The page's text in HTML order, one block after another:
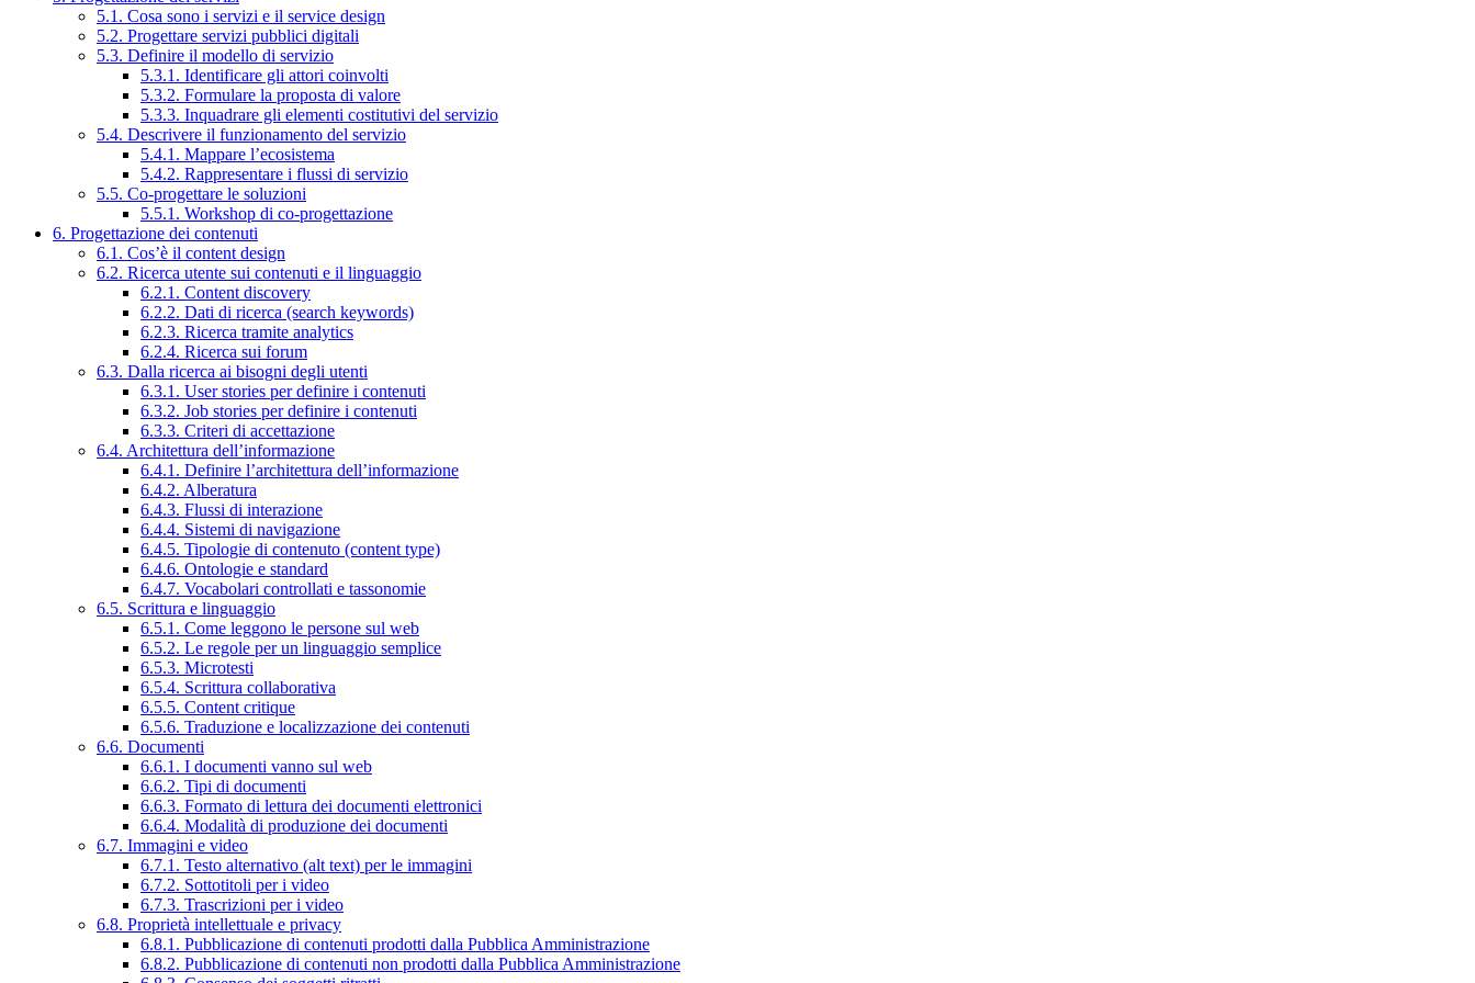
5.1. Cosa sono i servizi e il service design
5.2. Progettare servizi pubblici digitali
5.3. Definire il modello di servizio
5.3.1. Identificare gli attori coinvolti
5.3.2. Formulare la proposta di valore
5.3.3. Inquadrare gli elementi costitutivi del servizio
5.4. Descrivere il funzionamento del servizio
5.4.1. Mappare l’ecosistema
5.4.2. Rappresentare i flussi di servizio
5.5. Co-progettare le soluzioni
5.5.1. Workshop di co-progettazione
6. Progettazione dei contenuti
6.1. Cos’è il content design
6.2. Ricerca utente sui contenuti e il linguaggio
6.2.1. Content discovery
6.2.2. Dati di ricerca (search keywords)
6.2.3. Ricerca tramite analytics
6.2.4. Ricerca sui forum
6.3. Dalla ricerca ai bisogni degli utenti
6.3.1. User stories per definire i contenuti
6.3.2. Job stories per definire i contenuti
6.3.3. Criteri di accettazione
6.4. Architettura dell’informazione
6.4.1. Definire l’architettura dell’informazione
6.4.2. Alberatura
6.4.3. Flussi di interazione
6.4.4. Sistemi di navigazione
6.4.5. Tipologie di contenuto (content type)
6.4.6. Ontologie e standard
6.4.7. Vocabolari controllati e tassonomie
6.5. Scrittura e linguaggio
6.5.1. Come leggono le persone sul web
6.5.2. Le regole per un linguaggio semplice
6.5.3. Microtesti
6.5.4. Scrittura collaborativa
6.5.5. Content critique
6.5.6. Traduzione e localizzazione dei contenuti
6.6. Documenti
6.6.1. I documenti vanno sul web
6.6.2. Tipi di documenti
6.6.3. Formato di lettura dei documenti elettronici
6.6.4. Modalità di produzione dei documenti
6.7. Immagini e video
6.7.1. Testo alternativo (alt text) per le immagini
6.7.2. Sottotitoli per i video
6.7.3. Trascrizioni per i video
6.8. Proprietà intellettuale e privacy
6.8.1. Pubblicazione di contenuti prodotti dalla Pubblica Amministrazione
6.8.2. Pubblicazione di contenuti non prodotti dalla Pubblica Amministrazione